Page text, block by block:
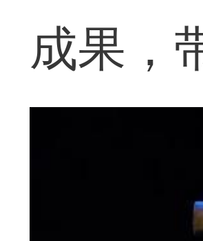
成果，